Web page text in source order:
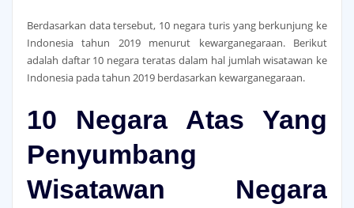
Berdasarkan data tersebut, 10 negara turis yang berkunjung ke
Indonesia tahun 2019 menurut kewarganegaraan. Berikut
adalah daftar 10 negara teratas dalam hal jumlah wisatawan ke
Indonesia pada tahun 2019 berdasarkan kewarganegaraan.
10 Negara Atas Yang
Penyumbang
Wisatawan Negara